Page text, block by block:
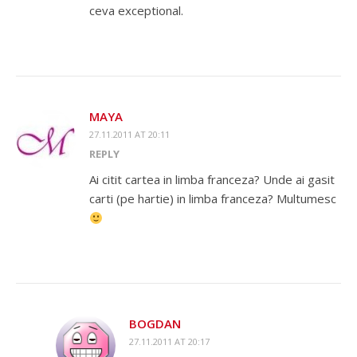
ceva exceptional.
MAYA
27.11.2011 AT 20:11
REPLY
Ai citit cartea in limba franceza? Unde ai gasit
carti (pe hartie) in limba franceza? Multumesc
BOGDAN
27.11.2011 AT 20:17